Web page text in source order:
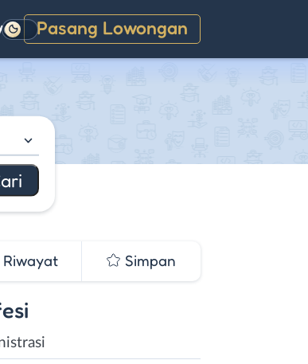
Pasang Lowongan
Gelap
Riwayat Simpan